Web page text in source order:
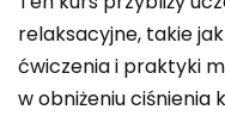
relaksacyjne, takie
ćwiczenia i praktyki
w obniżeniu ciśnienia